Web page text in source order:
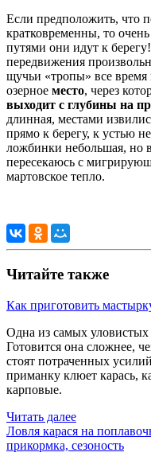
Если предположить, что
кратковременны, то
путями они идут к
передвижения
щучьи «тропы» все
озерное место, через
выходит с глубины на
длинная, местами
прямо к берегу, к устью
ложбинки небольшая, но
пересекаюсь с
мартовское тепло.
Читайте также
Как приготовить
Одна из самых
Готовится она сложнее,
стоят потраченных
приманку клюет карась,
карповые.
Читать далее
Ловля карася на
прикормка, сезоность